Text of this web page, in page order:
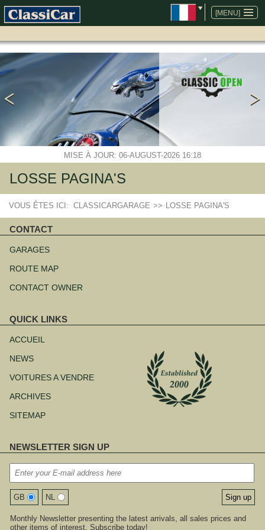
[MENU]
ALLER
AU
CONTENU
MISE À JOUR: 06-AUGUST-2026 16:18
LOSSE PAGINA'S
VOUS ÊTES ICI: CLASSICARGARAGE >> LOSSE PAGINA'S
CONTACT
au
GARAGES
ROUTE MAP
CONTACT OWNER
QUICK LINKS
au
ACCUEIL
NEWS
VOITURES A VENDRE
ARCHIVES
SITEMAP
NEWSLETTER SIGN UP
GB NL
Monthly Newsletter presenting the latest arrivals, all sales prices and
other items of interest. Subscribe today!